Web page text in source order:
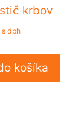
krbov
dph
košíka